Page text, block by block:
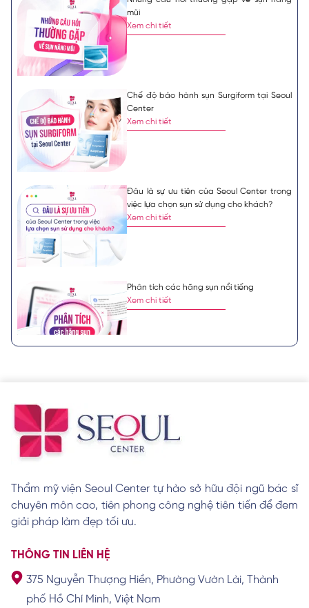
mũi
Xem chi tiết
Chế độ bảo hành sụn Surgiform tại Seoul
Center
Xem chi tiết
Đâu là sự ưu tiên của Seoul Center trong
việc lựa chọn sụn sử dụng cho khách?
Xem chi tiết
Phân tích các hãng sụn nổi tiếng
Xem chi tiết
Bệnh viện Thẩm mỹ Seoul Center
Xem chi tiết
Tiêu chí Seoul Center chọn lựa các dòng
Xem chi tiết
Thẩm mỹ viện Seoul Center tự hào sở hữu đội ngũ bác sĩ
chuyên môn cao, tiên phong công nghệ tiên tiến để đem
giải pháp làm đẹp tối ưu.
THÔNG TIN LIÊN HỆ
375 Nguyễn Thượng Hiền, Phường Vườn Lài, Thành
phố Hồ Chí Minh, Việt Nam